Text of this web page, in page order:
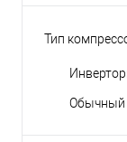
Тип
Обычный